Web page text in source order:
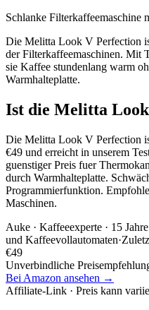
Schlanke Filterkaffeemaschine
Die Melitta Look V Perfection
der Filterkaffeemaschinen. Mit
sie Kaffee stundenlang warm
Warmhalteplatte.
Ist die Melitta
Die Melitta Look V Perfection
€49 und erreicht in unserem
guenstiger Preis fuer
durch Warmhalteplatte.
Programmierfunktion.
Maschinen.
Auke · Kaffeeexperte · 15
und Kaffeevollautomaten·
€49
Unverbindliche
Bei Amazon ansehen →
Affiliate-Link · Preis kann